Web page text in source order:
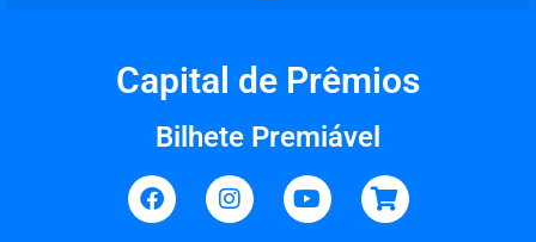
Capital de Prêmios
Bilhete Premiável